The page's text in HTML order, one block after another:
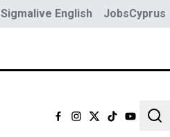
Sigmalive English JobsCyprus